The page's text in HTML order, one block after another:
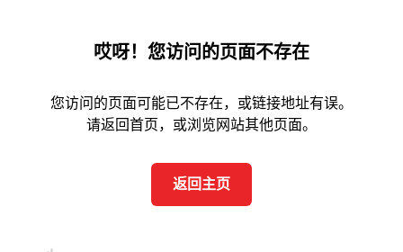
哎呀！您访问的页面不存在
您访问的页面可能已不存在，或链接地址有误。
请返回首页，或浏览网站其他页面。
返回主页